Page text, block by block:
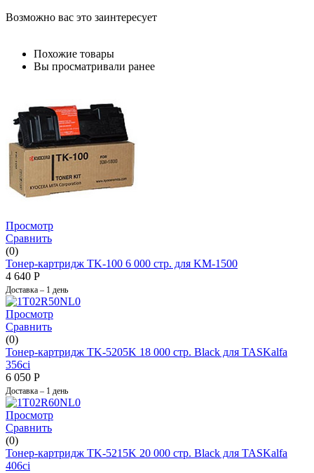
Возможно вас это заинтересует
Похожие товары
Вы просматривали ранее
Просмотр
Сравнить
(0)
Тонер-картридж TK-100 6 000 стр. для KM-1500
4 640 Р
Доставка – 1 день
Просмотр
Сравнить
(0)
Тонер-картридж TK-5205K 18 000 стр. Black для TASKalfa
356ci
6 050 Р
Доставка – 1 день
Просмотр
Сравнить
(0)
Тонер-картридж TK-5215K 20 000 стр. Black для TASKalfa
406ci